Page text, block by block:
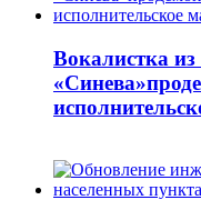
Вокалистка из